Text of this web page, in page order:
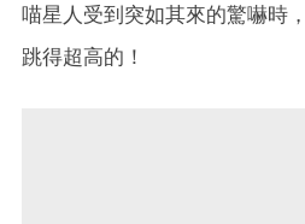
喵星人受到突如其來的驚嚇時
跳得超高的！